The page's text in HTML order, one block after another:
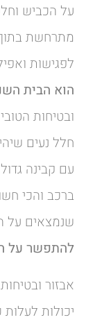
על הכביש
מתרחשת
לפגישות
הוא הבית
ובטיחות
חלל נעים
עם קבינה
ברכב והכי
שנמצאים על
להתפשר על
אבזור
יכולות